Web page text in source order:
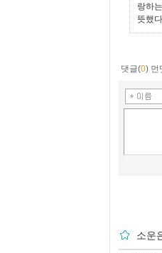
랑하
뜻했
댓글(0) 먼
소운